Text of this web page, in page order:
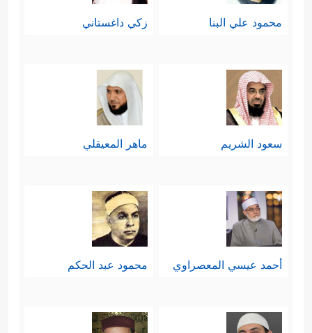
محمود علي البنا زكي داغستاني
سعود الشريم ماهر المعيقلي
أحمد عيسي المعصراوي محمود عبد الحكم